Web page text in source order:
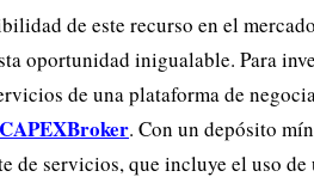
de este recurso en el
oportunidad inigualable. Para
de una plataforma de
. Con un depósito
de servicios, que incluye el uso